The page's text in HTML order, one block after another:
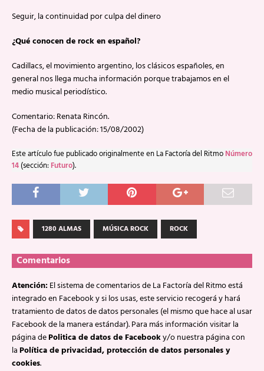
Seguir, la continuidad por culpa del dinero
¿Qué conocen de rock en español?
Cadillacs, el movimiento argentino, los clásicos españoles, en
general nos llega mucha información porque trabajamos en el
medio musical periodístico.
Comentario: Renata Rincón.
(Fecha de la publicación: 15/08/2002)
Este artículo fue publicado originalmente en La Factoría del Ritmo Número
14 (sección: Futuro).
1280 ALMAS MÚSICA ROCK ROCK
Comentarios
Atención:El sistema de comentarios de La Factoría del Ritmo está
integrado en Facebook y si los usas, este servicio recogerá y hará
tratamiento de datos de datos personales (el mismo que hace al usar
Facebook de la manera estándar). Para más información visitar la
página dePolitica de datos de Facebooky/o nuestra página con
laPolítica de privacidad, protección de datos personales y
cookies.